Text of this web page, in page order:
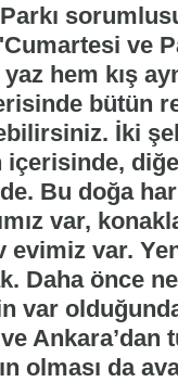
ve
hem kış
bütün
İki
içerisinde,
Bu doğa
var,
evimiz var.
Daha önce
var
olması da